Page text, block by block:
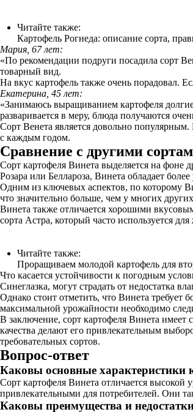
Читайте также:
Картофель Рогнеда: описание сорта,
Мария, 67 лет:
«По рекомендации подруги посадила сорт
товарный вид.
На вкус картофель также очень порадовал.
Екатерина, 45 лет:
«Занимаюсь выращиванием картофеля
разваривается в меру, блюда получаются
Сорт Венета является довольно
с каждым годом.
Сравнение с другими
Сорт картофеля Винета выделяется на фоне
Розара или Беллароза, Винета обладает
Одним из ключевых аспектов, по которому
что значительно больше, чем у многих
Винета также отличается хорошими
сорта Астра, который часто используется
Читайте также:
Проращиваем молодой картофель для
Что касается устойчивости к погодным
Синеглазка, могут страдать от недостатка
Однако стоит отметить, что Винета требует
максимальной урожайности необходимо
В заключение, сорт картофеля Винета
качества делают его привлекательным
требовательных сортов.
Вопрос-ответ
Каковы основные характеристики
Сорт картофеля Винета отличается
привлекательными для потребителей. Они
Каковы преимущества и